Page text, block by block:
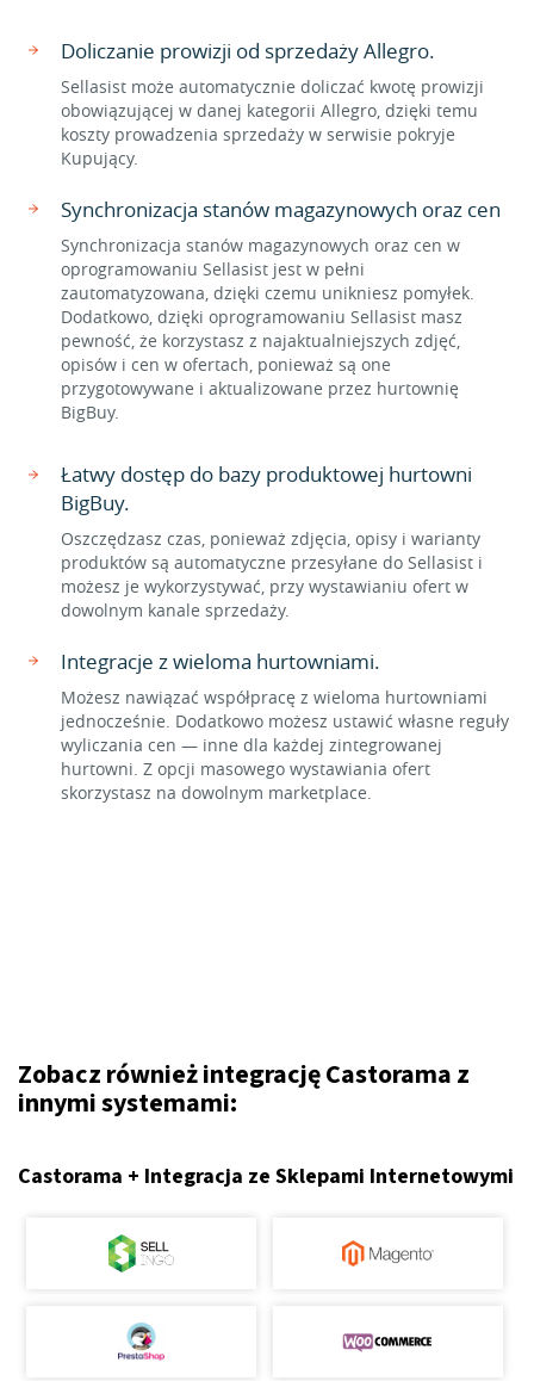
Doliczanie prowizji od sprzedaży Allegro.
Sellasist może automatycznie doliczać kwotę prowizji
obowiązującej w danej kategorii Allegro, dzięki temu
koszty prowadzenia sprzedaży w serwisie pokryje
Kupujący.
Synchronizacja stanów magazynowych oraz cen
Synchronizacja stanów magazynowych oraz cen w
oprogramowaniu Sellasist jest w pełni
zautomatyzowana, dzięki czemu unikniesz pomyłek.
Dodatkowo, dzięki oprogramowaniu Sellasist masz
pewność, że korzystasz z najaktualniejszych zdjęć,
opisów i cen w ofertach, ponieważ są one
przygotowywane i aktualizowane przez hurtownię
BigBuy.
Łatwy dostęp do bazy produktowej hurtowni
BigBuy.
Oszczędzasz czas, ponieważ zdjęcia, opisy i warianty
produktów są automatyczne przesyłane do Sellasist i
możesz je wykorzystywać, przy wystawianiu ofert w
dowolnym kanale sprzedaży.
Integracje z wieloma hurtowniami.
Możesz nawiązać współpracę z wieloma hurtowniami
jednocześnie. Dodatkowo możesz ustawić własne reguły
wyliczania cen — inne dla każdej zintegrowanej
hurtowni. Z opcji masowego wystawiania ofert
skorzystasz na dowolnym marketplace.
Zobacz również integrację Castorama z
innymi systemami:
Castorama + Integracja ze Sklepami Internetowymi